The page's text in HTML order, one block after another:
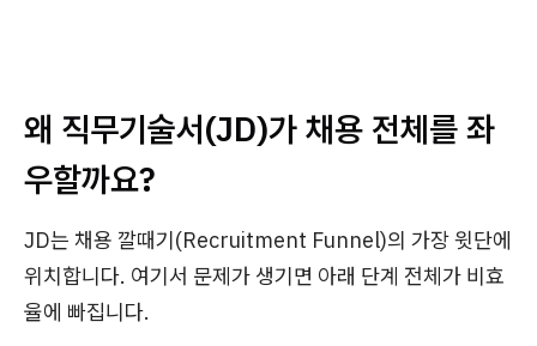
왜 직무기술서(JD)가 채용 전체를 좌
우할까요?
JD는 채용 깔때기(Recruitment Funnel)의 가장 윗단에
위치합니다. 여기서 문제가 생기면 아래 단계 전체가 비효
율에 빠집니다.